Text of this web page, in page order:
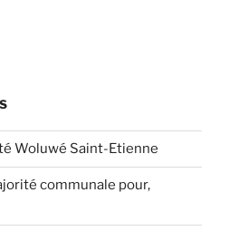
Woluwé Saint-Etienne
communale pour,